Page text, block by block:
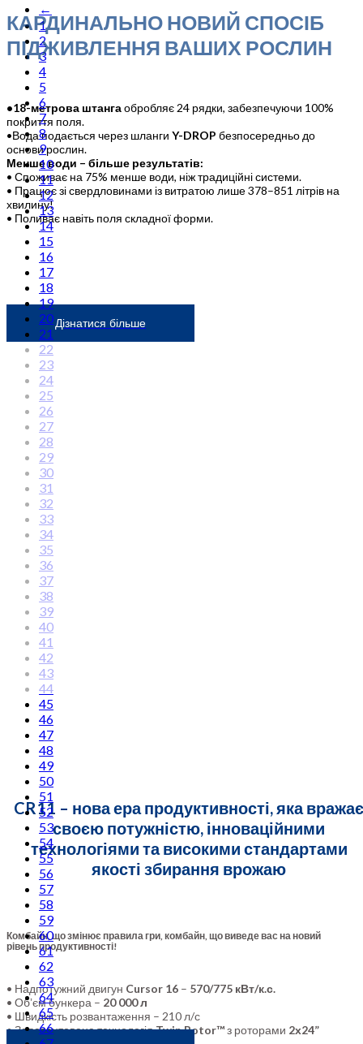
КАРДИНАЛЬНО НОВИЙ СПОСІБ
ПІДЖИВЛЕННЯ ВАШИХ РОСЛИН
•18-метрова штангаобробляє 24 рядки, забезпечуючи 100%
покриття поля.
•Вода подається через шланги Y-DROP безпосередньо до
основи рослин.
Менше води – більше результатів:
• Споживає на 75% менше води, ніж традиційні системи.
• Працює зі свердловинами із витратою лише 378–851 літрів на
хвилину!
• Поливає навіть поля складної форми.
Дізнатися більше
CR11 – нова ера продуктивності, яка вражає
своєю потужністю, інноваційними
технологіями та високими стандартами
якості збирання врожаю
Комбайн, що змінює правила гри, комбайн, що виведе вас на новий
рівень продуктивності!
• Надпотужний двигун Cursor 16 – 570/775 кВт/к.с.
• Обʼєм бункера – 20 000 л
• Швидкість розвантаження – 210 л/с
• Запатентована технологіяTwin Rotor™з роторами 2х24”
←
1
2
3
4
5
6
7
8
9
10
11
12
13
14
15
16
17
18
19
20
21
22
23
24
25
26
27
28
29
30
31
32
33
34
35
36
37
38
39
40
41
42
43
44
45
46
47
48
49
50
51
52
53
54
55
56
57
58
59
60
61
62
63
64
65
66